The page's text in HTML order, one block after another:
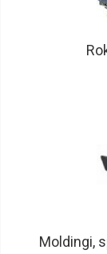
Moldingi,